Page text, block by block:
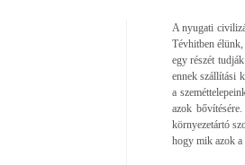
A nyugati
Tévhitben
egy részét
ennek szállítási
a
azok
környezetártó
hogy mik azok a